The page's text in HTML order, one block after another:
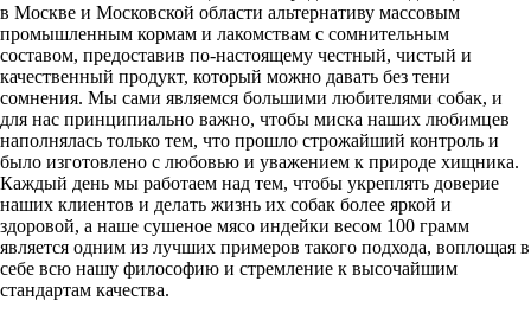
в Москве и Московской области альтернативу массовым
промышленным кормам и лакомствам с сомнительным
составом, предоставив по-настоящему честный, чистый и
качественный продукт, который можно давать без тени
сомнения. Мы сами являемся большими любителями собак, и
для нас принципиально важно, чтобы миска наших любимцев
наполнялась только тем, что прошло строжайший контроль и
было изготовлено с любовью и уважением к природе хищника.
Каждый день мы работаем над тем, чтобы укреплять доверие
наших клиентов и делать жизнь их собак более яркой и
здоровой, а наше сушеное мясо индейки весом 100 грамм
является одним из лучших примеров такого подхода, воплощая в
себе всю нашу философию и стремление к высочайшим
стандартам качества.